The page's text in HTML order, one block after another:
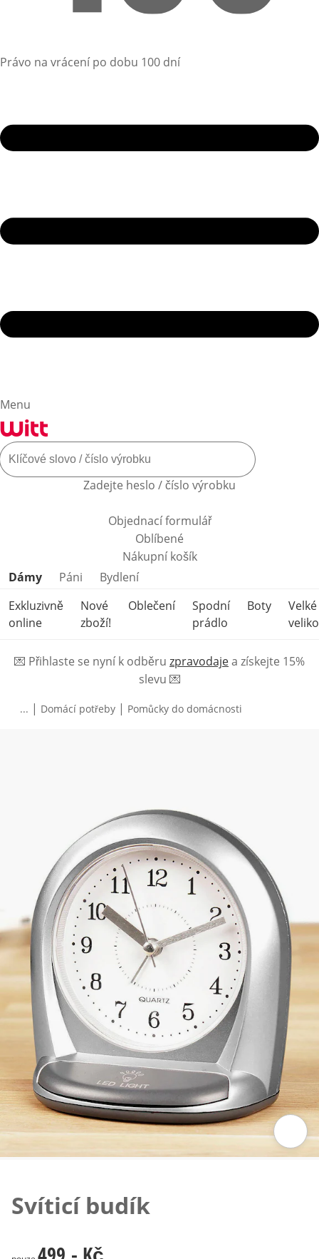
Právo na vrácení po dobu 100 dní
Menu
Zadejte heslo / číslo výrobku
Objednací formulář
Oblíbené
Nákupní košík
Přeskočit kategorie produktů
Dámy Páni
Bydlení
Exkluzivně
online
Nové
zboží!
Oblečení
Spodní
prádlo
Boty
Velké
💌 Přihlaste se nyní k odběru zpravodajea získejte 15%
slevu 💌
... | Domácí potřeby | Pomůcky do domácnosti
Svíticí budík
499,- Kč